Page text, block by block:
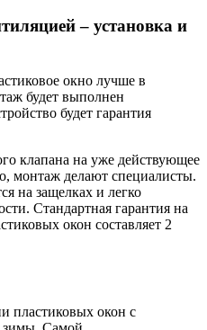
– установка и
окно лучше в
будет выполнен
будет гарантия
клапана на уже действующее
монтаж делают специалисты.
на защелках и легко
Стандартная гарантия на
окон составляет 2
пластиковых окон с